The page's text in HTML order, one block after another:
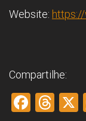
Website:
Compartilhe:
F
T